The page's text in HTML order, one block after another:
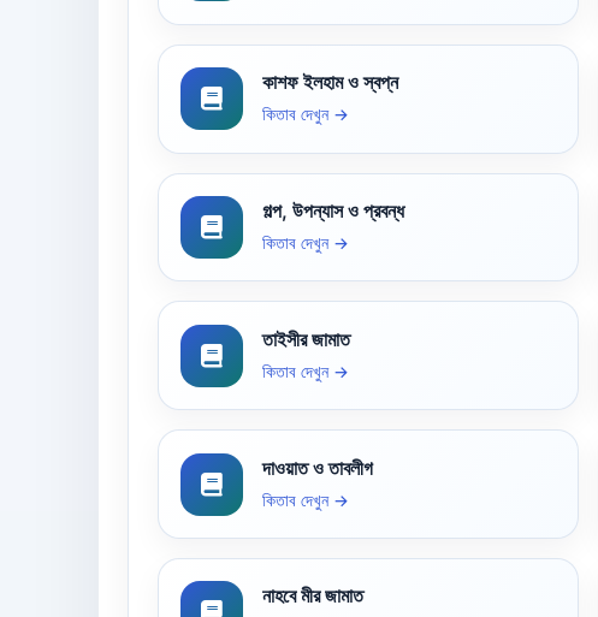
কাশফ ইলহাম ও স্বপ্ন
কিতাব দেখুন →
গল্প, উপন্যাস ও প্রবন্ধ
কিতাব দেখুন →
তাইসীর জামাত
কিতাব দেখুন →
দাওয়াত ও তাবলীগ
কিতাব দেখুন →
নাহবে মীর জামাত